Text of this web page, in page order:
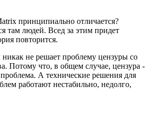
принципиально отличается?
там людей. Всед за этим придет
повторится.
не решает проблему цензуры со
Потому что, в общем случае, цензура -
проблема. А технические решения для
работают нестабильно, недолго,